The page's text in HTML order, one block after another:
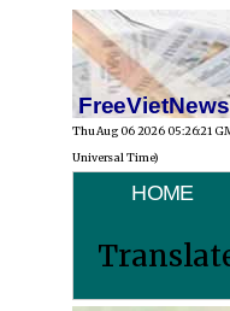
FreeVietNews
Thu Aug 06 2026 05:26:21
Universal Time)
HOME